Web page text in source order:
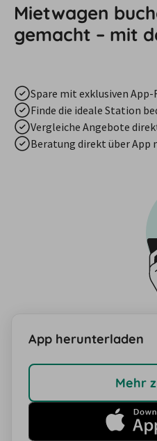
Mietwagen
gemacht – mit
Spare mit exklusiven
Finde die ideale Station
Vergleiche Angebote
Beratung direkt über App
App herunterladen
Mehr